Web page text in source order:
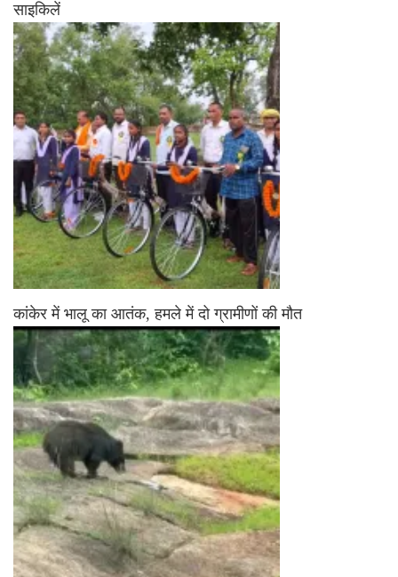
साइकिलें
कांकेर में भालू का आतंक, हमले में दो ग्रामीणों की मौत